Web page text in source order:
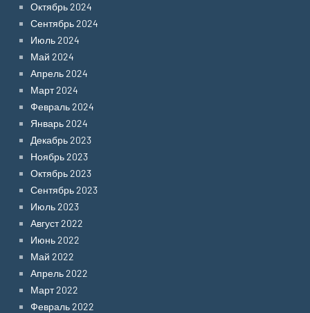
Октябрь 2024
Сентябрь 2024
Июль 2024
Май 2024
Апрель 2024
Март 2024
Февраль 2024
Январь 2024
Декабрь 2023
Ноябрь 2023
Октябрь 2023
Сентябрь 2023
Июль 2023
Август 2022
Июнь 2022
Май 2022
Апрель 2022
Март 2022
Февраль 2022